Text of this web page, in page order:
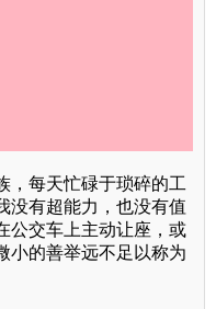
，每天忙碌于琐碎的工
没有超能力，也没有值
公交车上主动让座，或
小的善举远不足以称为